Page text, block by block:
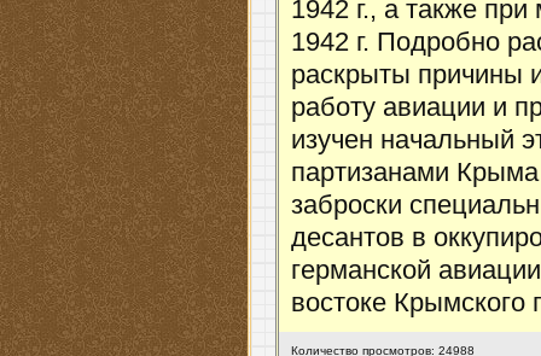
1942 г., а также
1942 г. Подробно
раскрыты причины
работу авиации и
изучен начальный
партизанами
заброски
десантов в
германской
востоке Крымского
Количество просмотров: 24988